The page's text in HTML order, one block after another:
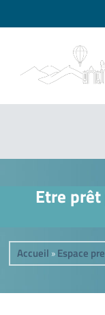
Etre
Accueil » Espace